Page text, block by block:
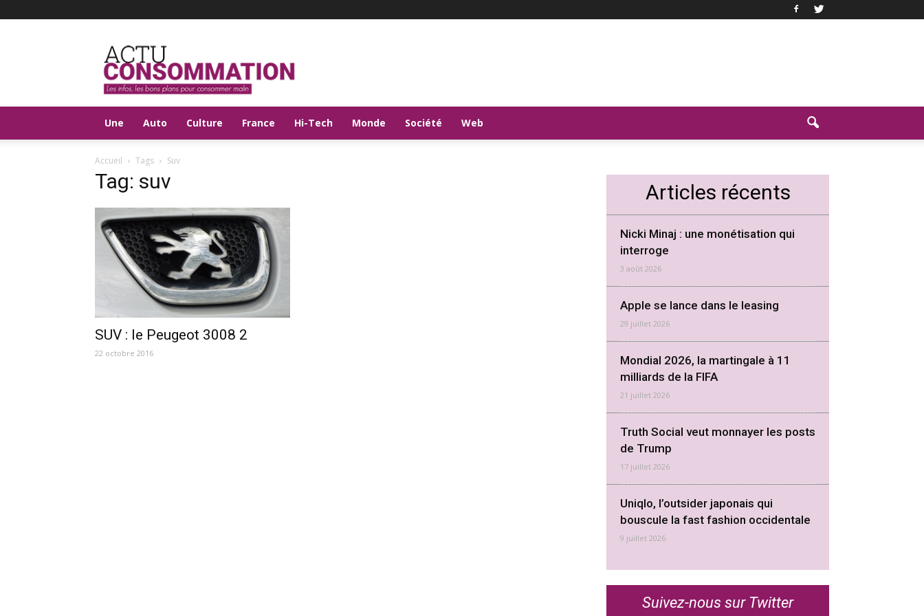
Actu
Consommation
Une Auto Culture France Hi-Tech Monde Société Web
Accueil Tags Suv
Tag: suv
SUV : le Peugeot 3008 2
22 octobre 2016
Articles récents
Nicki Minaj : une monétisation qui
interroge
3 août 2026
Apple se lance dans le leasing
29 juillet 2026
Mondial 2026, la martingale à 11
milliards de la FIFA
21 juillet 2026
Truth Social veut monnayer les posts
de Trump
17 juillet 2026
Uniqlo, l’outsider japonais qui
bouscule la fast fashion occidentale
9 juillet 2026
Suivez-nous sur Twitter